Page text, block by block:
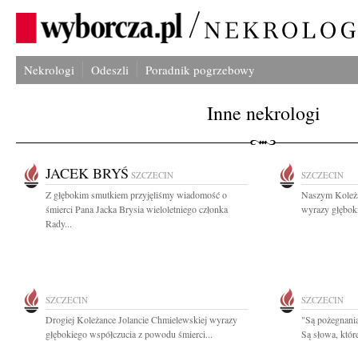
Nekrologi Odeszli Poradnik pogrzebowy
Inne nekrologi
JACEK BRYŚ SZCZECIN
Z głębokim smutkiem przyjęliśmy wiadomość o
śmierci Pana Jacka Brysia wieloletniego członka
Rady...
SZCZECIN
Naszym
wyrazy
SZCZECIN
Drogiej Koleżance Jolancie Chmielewskiej wyrazy
głębokiego współczucia z powodu śmierci...
SZCZECIN
"Są
Są słowa,